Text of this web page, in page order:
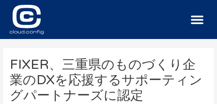
FIXER、三重県のものづくり企
業のDXを応援するサポーティン
グパートナーズに認定